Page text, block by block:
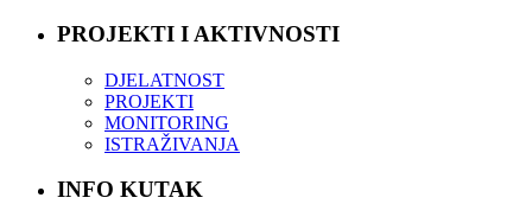
PROJEKTI I AKTIVNOSTI
DJELATNOST
PROJEKTI
MONITORING
ISTRAŽIVANJA
INFO KUTAK